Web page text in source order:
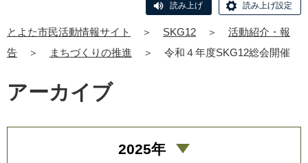
読み上げ 読み上げ設定
とよた市民活動情報サイト ＞ SKG12 ＞
活動紹介・報
告
＞ まちづくりの推進 ＞ 令和４年度SKG12総会開催
アーカイブ
2025年